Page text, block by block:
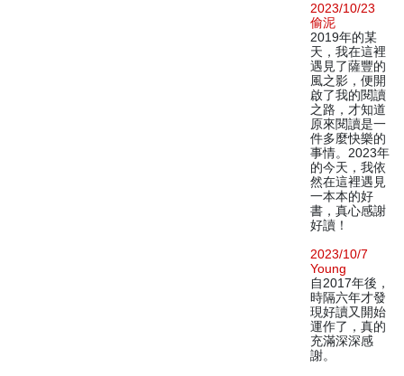
2023/10/23
偷泥
2019年的某
天，我在這裡
遇見了薩豐的
風之影，便開
啟了我的閱讀
之路，才知道
原來閱讀是一
件多麼快樂的
事情。2023年
的今天，我依
然在這裡遇見
一本本的好
書，真心感謝
好讀！
2023/10/7
Young
自2017年後，
時隔六年才發
現好讀又開始
運作了，真的
充滿深深感
謝。